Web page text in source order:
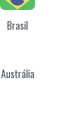
Brasil
Austrália